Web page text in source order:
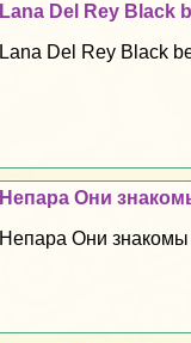
Lana Del Rey Black
Lana Del Rey Black
Непара Они
Непара Они знакомы